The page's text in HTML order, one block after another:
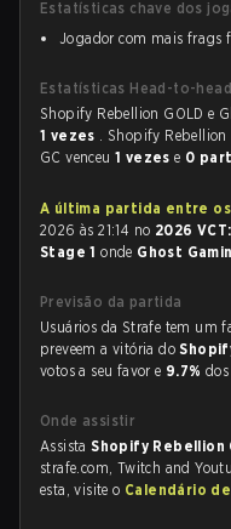
Estatísticas chave dos
Jogador com mais frags
Estatísticas Head-to-head
Shopify Rebellion GOLD e
1 vezes . Shopify Rebellion
GC venceu1 vezese 0
A última partida entre
2026 às 21:14 no 2026
Stage 1onde Ghost
Previsão da partida
Usuários da Strafe tem um
preveem a vitória do
votos a seu favor e 9.7%
Onde assistir
AssistaShopify Rebellion
strafe.com, Twitch and
esta, visite o Calendário